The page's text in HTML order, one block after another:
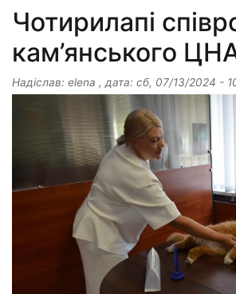
Чотирилапі
кам’янського
Надіслав: elena , дата: сб, 07/13/2024 -